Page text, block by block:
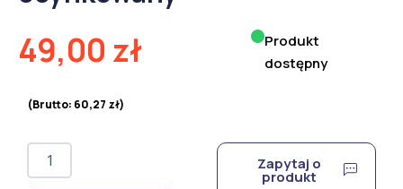
49,00 zł
(Brutto: 60,27 zł)
Produkt
dostępny
ilość
Wysięgnik
Zapytaj o
produkt